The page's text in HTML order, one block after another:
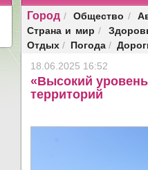
Город / Общество /
Страна и мир /
Отдых / Погода /
18.06.2025 16:52
«Высокий
территорий